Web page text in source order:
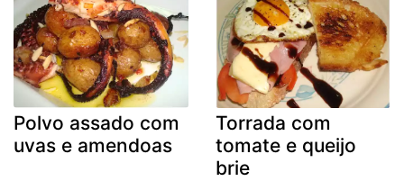
Polvo assado com
uvas e amendoas
Torrada com
tomate e queijo
brie